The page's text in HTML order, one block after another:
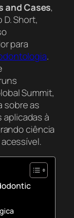
and Cases,
Short,
para
.
Summit,
sobre as
à
ciência